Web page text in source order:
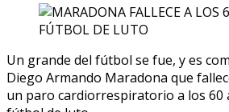
Un grande del fútbol se fue, y es
Diego Armando Maradona que
un paro cardiorrespiratorio a los 60